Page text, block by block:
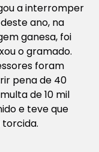
a interromper
ano, na
ganesa, foi
o gramado.
foram
pena de 40
de 10 mil
e teve que
torcida.